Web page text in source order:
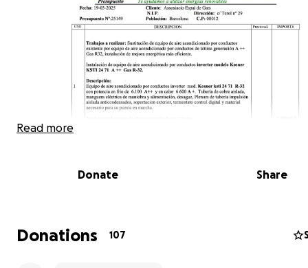
Read more
Donate Share
Donations 107